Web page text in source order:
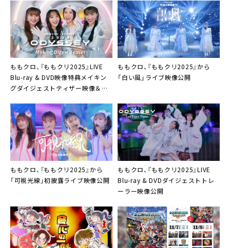
ももクロ、『ももクリ2025』LIVE
Blu-ray & DVD映像特典メイキン
グダイジェストティザー映像＆展
ももクロ、『ももクリ2025』から
「白い風」ライブ映像公開
ももクロ、『ももクリ2025』から
「可視光線」初披露ライブ映像公開
ももクロ、『ももクリ2025』LIVE
Blu-ray & DVDダイジェストトレ
ーラー映像公開